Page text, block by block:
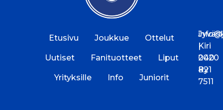
Etusivu Joukkue Ottelut
Uutiset Fanituotteet Liput
Yrityksille Info Juniorit
Kiri
2020
Ry
|
040
821
7511